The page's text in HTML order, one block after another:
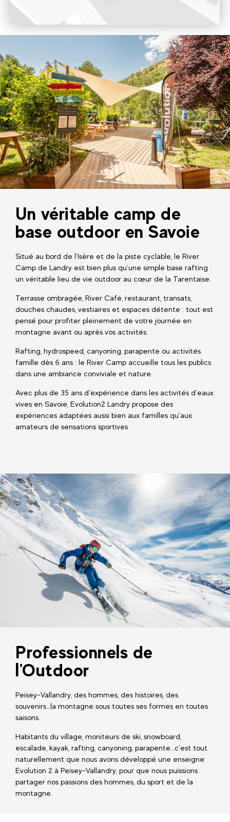
Voir sur Google Maps
Un véritable camp de
base outdoor en Savoie
Situé au bord de l’Isère et de la piste cyclable, le River
Camp de Landry est bien plus qu’une simple base rafting :
un véritable lieu de vie outdoor au cœur de la Tarentaise.
Terrasse ombragée, River Café, restaurant, transats,
douches chaudes, vestiaires et espaces détente : tout est
pensé pour profiter pleinement de votre journée en
montagne avant ou après vos activités.
Rafting, hydrospeed, canyoning, parapente ou activités
famille dès 6 ans : le River Camp accueille tous les publics
dans une ambiance conviviale et nature.
Avec plus de 35 ans d’expérience dans les activités d’eaux
vives en Savoie, Evolution2 Landry propose des
expériences adaptées aussi bien aux familles qu’aux
amateurs de sensations sportives.
Professionnels de
l'Outdoor
Peisey-Vallandry, des hommes, des histoires, des
souvenirs…la montagne sous toutes ses formes en toutes
saisons.
Habitants du village, moniteurs de ski, snowboard,
escalade, kayak, rafting, canyoning, parapente…c’est tout
naturellement que nous avons développé une enseigne
Evolution 2 à Peisey-Vallandry, pour que nous puissions
partager nos passions des hommes, du sport et de la
montagne.